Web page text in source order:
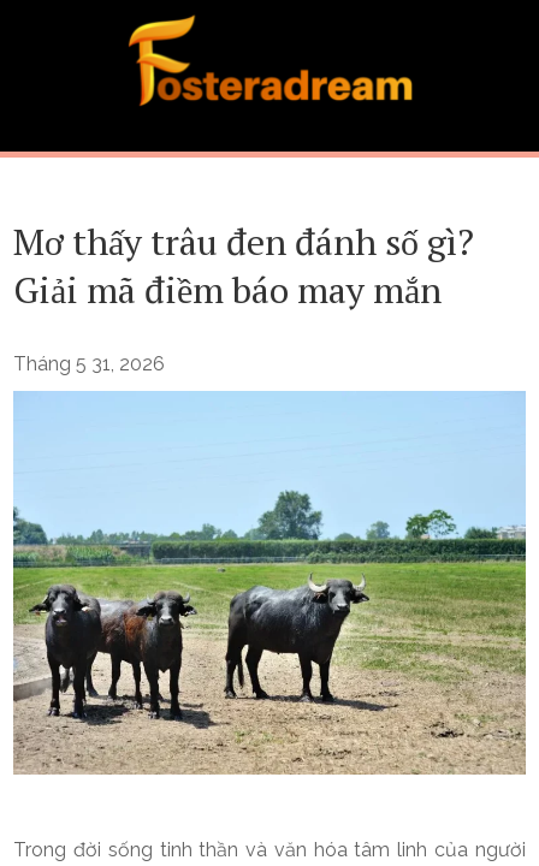
Mơ thấy trâu đen đánh số gì?
Giải mã điềm báo may mắn
Tháng 5 31, 2026
Trong đời sống tinh thần và văn hóa tâm linh của người